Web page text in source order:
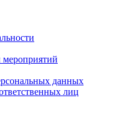
мероприятий
данных
лиц